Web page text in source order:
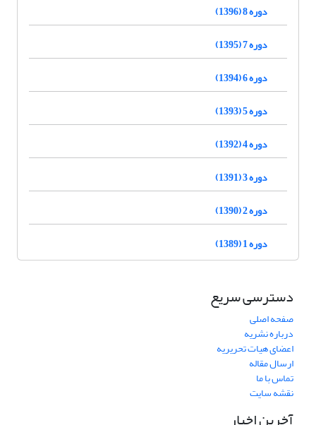
دوره 8 (1396)
دوره 7 (1395)
دوره 6 (1394)
دوره 5 (1393)
دوره 4 (1392)
دوره 3 (1391)
دوره 2 (1390)
دوره 1 (1389)
دسترسی سریع
صفحه اصلی
درباره نشریه
اعضای هیات تحریریه
ارسال مقاله
تماس با ما
نقشه سایت
آخرین اخبار